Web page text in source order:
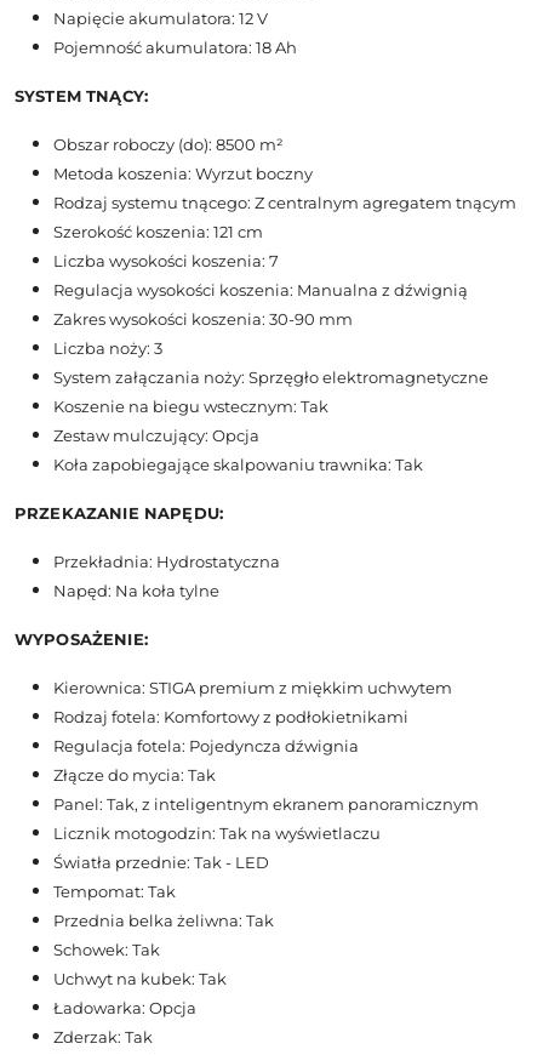
Napięcie akumulatora: 12 V
Pojemność akumulatora: 18 Ah
SYSTEM TNĄCY:
Obszar roboczy (do): 8500 m²
Metoda koszenia: Wyrzut boczny
Rodzaj systemu tnącego: Z centralnym agregatem tnącym
Szerokość koszenia: 121 cm
Liczba wysokości koszenia: 7
Regulacja wysokości koszenia: Manualna z dźwignią
Zakres wysokości koszenia: 30-90 mm
Liczba noży: 3
System załączania noży: Sprzęgło elektromagnetyczne
Koszenie na biegu wstecznym: Tak
Zestaw mulczujący: Opcja
Koła zapobiegające skalpowaniu trawnika: Tak
PRZEKAZANIE NAPĘDU:
Przekładnia: Hydrostatyczna
Napęd: Na koła tylne
WYPOSAŻENIE:
Kierownica: STIGA premium z miękkim uchwytem
Rodzaj fotela: Komfortowy z podłokietnikami
Regulacja fotela: Pojedyncza dźwignia
Złącze do mycia: Tak
Panel: Tak, z inteligentnym ekranem panoramicznym
Licznik motogodzin: Tak na wyświetlaczu
Światła przednie: Tak - LED
Tempomat: Tak
Przednia belka żeliwna: Tak
Schowek: Tak
Uchwyt na kubek: Tak
Ładowarka: Opcja
Zderzak: Tak